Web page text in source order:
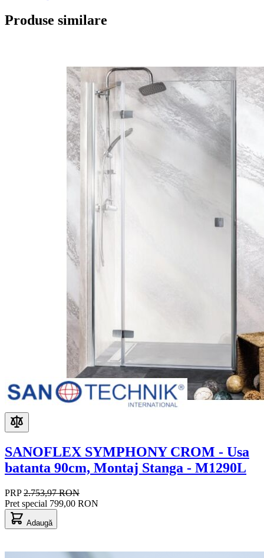
Produse similare
SANOFLEX SYMPHONY CROM - Usa
batanta 90cm, Montaj Stanga - M1290L
PRP 2.753,97 RON
Pret special 799,00 RON
Adaugă